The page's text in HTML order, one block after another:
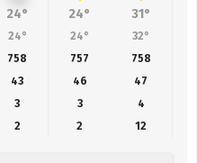
24° 24° 31°
24° 24° 32°
758 757 758
43 46 47
3 3
4
2 2 12